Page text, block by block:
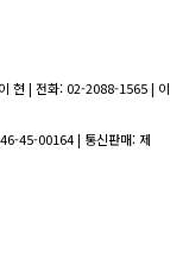
현 | 전화: 02-2088-1565 | 이
45-00164| 통신판매:제